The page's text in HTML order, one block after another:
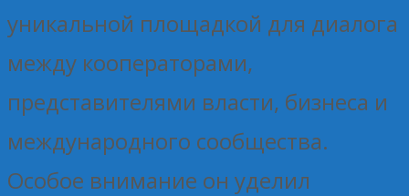
уникальной площадкой для диалога
между кооператорами,
представителями власти, бизнеса и
международного сообщества.
Особое внимание он уделил